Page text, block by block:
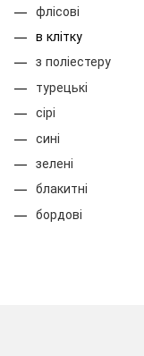
флісові
в клітку
з поліестеру
турецькі
сірі
сині
зелені
блакитні
бордові